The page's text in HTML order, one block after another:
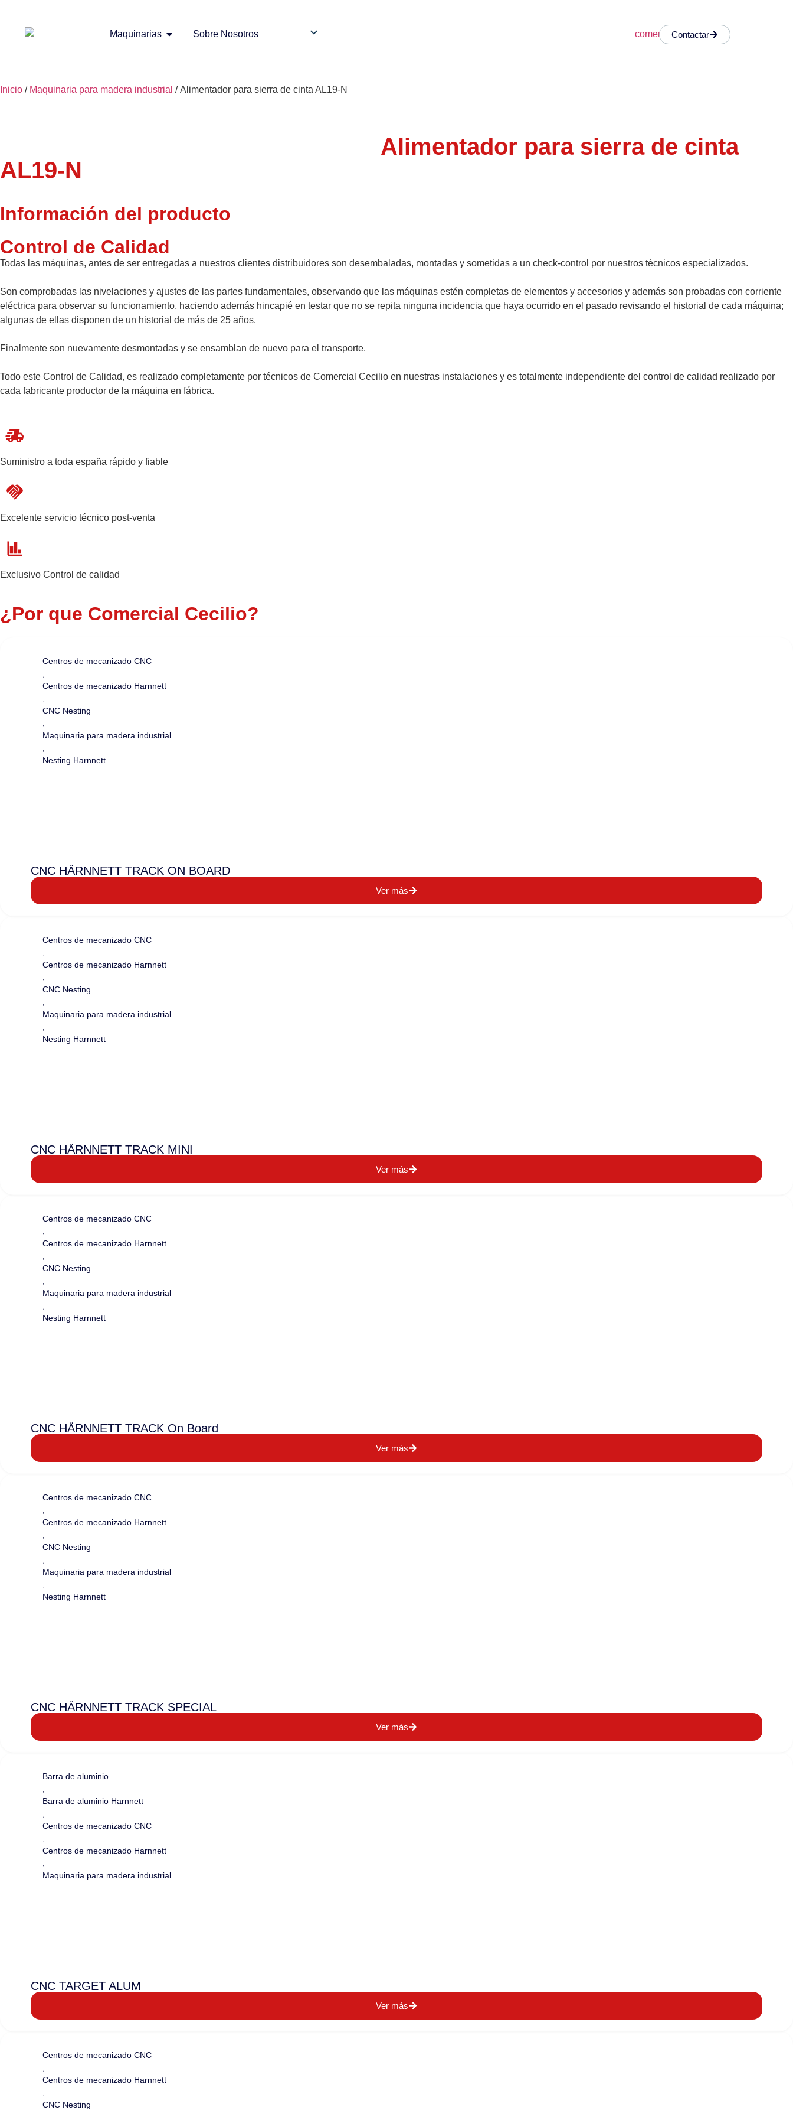
Maquinarias Sobre Nosotros Contactar
Inicio / Maquinaria para madera industrial / Alimentador para sierra de cinta AL19-N
Alimentador para sierra de cinta
AL19-N
Información del producto
Control de Calidad
Todas las máquinas, antes de ser entregadas a nuestros clientes distribuidores son desembaladas, montadas y sometidas a un check-control por nuestros técnicos especializados.
Son comprobadas las nivelaciones y ajustes de las partes fundamentales, observando que las máquinas estén completas de elementos y accesorios y además son probadas con corriente
eléctrica para observar su funcionamiento, haciendo además hincapié en testar que no se repita ninguna incidencia que haya ocurrido en el pasado revisando el historial de cada máquina;
algunas de ellas disponen de un historial de más de 25 años.
Finalmente son nuevamente desmontadas y se ensamblan de nuevo para el transporte.
Todo este Control de Calidad, es realizado completamente por técnicos de Comercial Cecilio en nuestras instalaciones y es totalmente independiente del control de calidad realizado por
cada fabricante productor de la máquina en fábrica.
Suministro a toda españa rápido y fiable
Excelente servicio técnico post-venta
Exclusivo Control de calidad
¿Por que Comercial Cecilio?
Centros de mecanizado CNC
Centros de mecanizado Harnnett
CNC Nesting
Maquinaria para madera industrial
Nesting Harnnett
CNC HÄRNNETT TRACK ON BOARD
Ver más
Centros de mecanizado CNC
Centros de mecanizado Harnnett
CNC Nesting
Maquinaria para madera industrial
Nesting Harnnett
CNC HÄRNNETT TRACK MINI
Ver más
Centros de mecanizado CNC
Centros de mecanizado Harnnett
CNC Nesting
Maquinaria para madera industrial
Nesting Harnnett
CNC HÄRNNETT TRACK On Board
Ver más
Centros de mecanizado CNC
Centros de mecanizado Harnnett
CNC Nesting
Maquinaria para madera industrial
Nesting Harnnett
CNC HÄRNNETT TRACK SPECIAL
Ver más
Barra de aluminio
Barra de aluminio Harnnett
Centros de mecanizado CNC
Centros de mecanizado Harnnett
Maquinaria para madera industrial
CNC TARGET ALUM
Ver más
Centros de mecanizado CNC
Centros de mecanizado Harnnett
CNC Nesting